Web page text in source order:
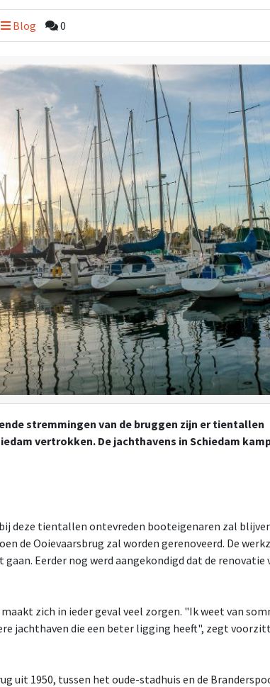
Blog 0
stremmingen van de bruggen zijn er tientallen
vertrokken. De jachthavens in Schiedam
deze tientallen ontevreden booteigenaren zal
de Ooievaarsbrug zal worden gerenoveerd. De
Eerder nog werd aangekondigd dat de renovatie
zich in ieder geval veel zorgen. "Ik weet van
jachthaven die een beter ligging heeft", zegt
uit 1950, tussen het oude-stadhuis en de